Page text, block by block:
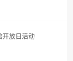
开放日活动